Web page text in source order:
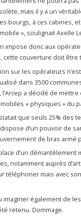
mais il y a un
bourgs, à ces cabines,
», soulignait Axelle
impose donc aux
cette couverture doit être
sur les opérateurs
dans 3500
a décidé de
« physiques » du
que seuls 25% des
dispose d’un pouvoir de
de bras armé
d’un
notamment auprès
téléphoner mais avec
imaginer également de
retenu. Dommage.